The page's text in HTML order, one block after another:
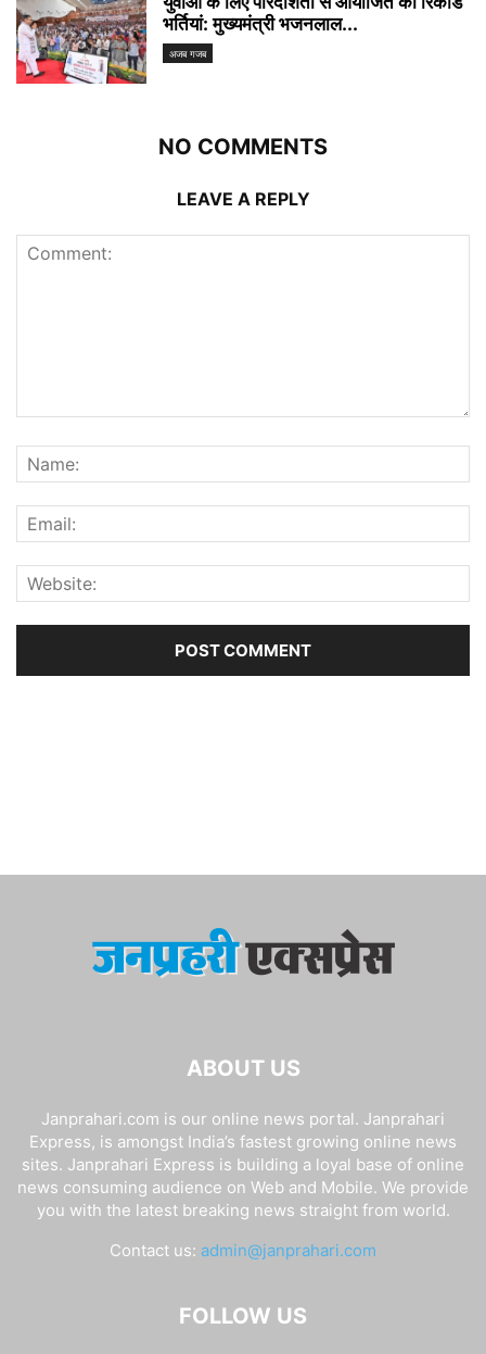
भर्तियां: मुख्यमंत्री भजनलाल...
अजब गजब
NO COMMENTS
LEAVE A REPLY
ABOUT US
Janprahari.com is our online news portal. Janprahari
Express, is amongst India’s fastest growing online news
sites. Janprahari Express is building a loyal base of online
news consuming audience on Web and Mobile. We provide
you with the latest breaking news straight from world.
Contact us: admin@janprahari.com
FOLLOW US